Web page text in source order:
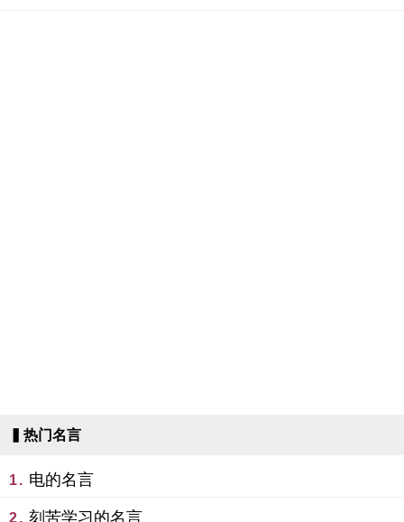
▍热门名言
1. 电的名言
2. 刻苦学习的名言